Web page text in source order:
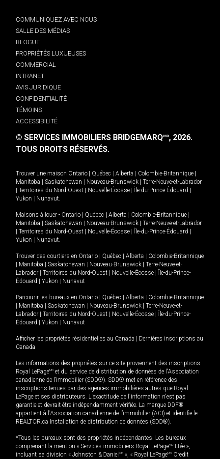
COMMUNIQUEZ AVEC NOUS
SALLE DES MÉDIAS
BLOGUE
PROPRIÉTÉS LUXUEUSES
COMMERCIAL
INTRANET
AVIS JURIDIQUE
CONFIDENTIALITÉ
TÉMOINS
ACCESSIBILITÉ
© SERVICES IMMOBILIERS BRIDGEMARQMD, 2026.
TOUS DROITS RÉSERVÉS.
Trouver une maison Ontario Québec Alberta Colombie-Britannique
Manitoba
Saskatchewan Nouveau-Brunswick
Terre-Neuve-et-Labrador
Territoires du Nord-Ouest Nouvelle-Écosse Île-du-Prince-Édouard
Yukon
Nunavut.
Maisons à louer - Ontario Québec Alberta Colombie-Britannique
Manitoba
Saskatchewan Nouveau-Brunswick
Terre-Neuve-et-Labrador
Territoires du Nord-Ouest Nouvelle-Écosse Île-du-Prince-Édouard
Yukon
Nunavut.
Trouver des courtiers en Ontario Québec Alberta
Colombie-Britannique
Manitoba Saskatchewan Nouveau-Brunswick
Terre-Neuve-et-
Labrador
Territoires du Nord-Ouest Nouvelle-Écosse
Île-du-Prince-
Édouard
Yukon Nunavut
Parcourir les bureaux en Ontario Québec Alberta
Colombie-Britannique
Manitoba Saskatchewan Nouveau-Brunswick
Terre-Neuve-et-
Labrador
Territoires du Nord-Ouest Nouvelle-Écosse
Île-du-Prince-
Édouard
Yukon Nunavut
Afficher les propriétés résidentielles au Canada
Dernières inscriptions au
Canada
Les informations des propriétés sur ce site proviennent des inscriptions
Royal LePageMD et du service de distribution de données de l'Association
canadienne de l’immobilier (SDD®). SDD® met en référence des
inscriptions tenues par des agences immobilières autres que Royal
LePage et ses distributeurs. L'exactitude de l'information n'est pas
garantie et devrait être indépendamment vérifiée. La marque DDF®
appartient à l'Association canadienne de l’immobilier (ACI) et identifie le
REALTOR.ca Installation de distribution de données (SDD®).
*Tous les bureaux sont des propriétés indépendantes. Les bureaux
comprenant la mention « Services immobiliers Royal LePageMD Ltée »,
incluant sa division « Johnston & Daniel MD », « Royal LePageMD Credit